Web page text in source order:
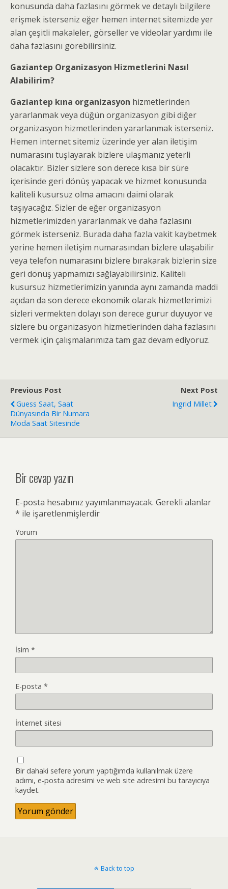
konusunda daha fazlasını görmek ve detaylı bilgilere
erişmek isterseniz eğer hemen internet sitemizde yer
alan çeşitli makaleler, görseller ve videolar yardımı ile
daha fazlasını görebilirsiniz.
Gaziantep Organizasyon Hizmetlerini Nasıl
Alabilirim?
Gaziantep kına organizasyon hizmetlerinden
yararlanmak veya düğün organizasyon gibi diğer
organizasyon hizmetlerinden yararlanmak isterseniz.
Hemen internet sitemiz üzerinde yer alan iletişim
numarasını tuşlayarak bizlere ulaşmanız yeterli
olacaktır. Bizler sizlere son derece kısa bir süre
içerisinde geri dönüş yapacak ve hizmet konusunda
kaliteli kusursuz olma amacını daimi olarak
taşıyacağız. Sizler de eğer organizasyon
hizmetlerimizden yararlanmak ve daha fazlasını
görmek isterseniz. Burada daha fazla vakit kaybetmek
yerine hemen iletişim numarasından bizlere ulaşabilir
veya telefon numarasını bizlere bırakarak bizlerin size
geri dönüş yapmamızı sağlayabilirsiniz. Kaliteli
kusursuz hizmetlerimizin yanında aynı zamanda maddi
açıdan da son derece ekonomik olarak hizmetlerimizi
sizleri vermekten dolayı son derece gurur duyuyor ve
sizlere bu organizasyon hizmetlerinden daha fazlasını
vermek için çalışmalarımıza tam gaz devam ediyoruz.
Previous Post
Guess Saat, Saat
Dünyasında Bir Numara
Moda Saat Sitesinde
Next Post
Ingrid Millet
Bir cevap yazın
E-posta hesabınız yayımlanmayacak. Gerekli alanlar
* ile işaretlenmişlerdir
Yorum
İsim *
E-posta *
İnternet sitesi
Bir dahaki sefere yorum yaptığımda kullanılmak üzere
adımı, e-posta adresimi ve web site adresimi bu tarayıcıya
kaydet.
Back to top